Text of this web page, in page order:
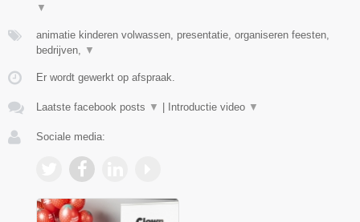
▼
animatie kinderen volwassen, presentatie, organiseren feesten,
bedrijven, ▼
Er wordt gewerkt op afspraak.
Laatste facebook posts ▼ Introductie video ▼
Sociale media: